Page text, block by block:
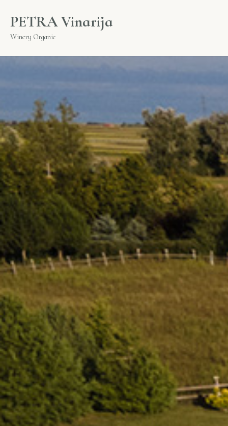
PETRA Vinarija
Winery Organic